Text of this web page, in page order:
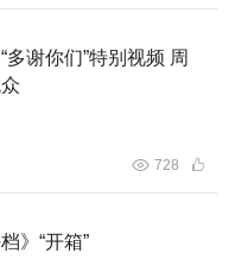
多谢你们”特别视频 周
728
》“开箱”